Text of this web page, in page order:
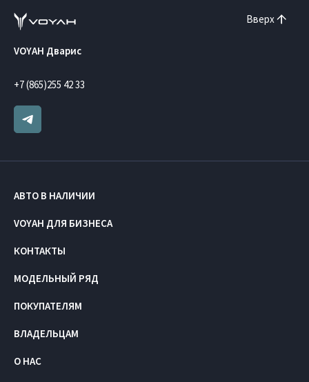
Вверх
VOYAH Дварис
+7 (865)255 42 33
АВТО В НАЛИЧИИ
VOYAH ДЛЯ БИЗНЕСА
КОНТАКТЫ
МОДЕЛЬНЫЙ РЯД
ПОКУПАТЕЛЯМ
ВЛАДЕЛЬЦАМ
О НАС